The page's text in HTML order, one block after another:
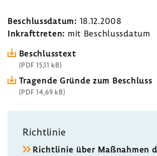
Beschluss­datum: 18.12.2008
Inkraft­treten: mit Beschluss­datum
Beschluss­text
(PDF 15,11 kB)
Tragende Gründe zum Beschluss
(PDF 14,69 kB)
Richt­linie
Richt­linie über Maßnahmen